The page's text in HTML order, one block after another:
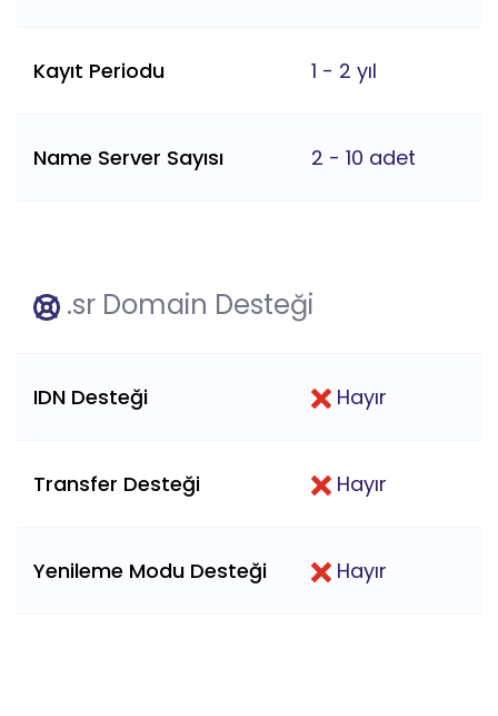
Kayıt Periodu 1 - 2 yıl
Name Server Sayısı 2 - 10 adet
.sr Domain Desteği
IDN Desteği Hayır
Transfer Desteği Hayır
Yenileme Modu Desteği Hayır